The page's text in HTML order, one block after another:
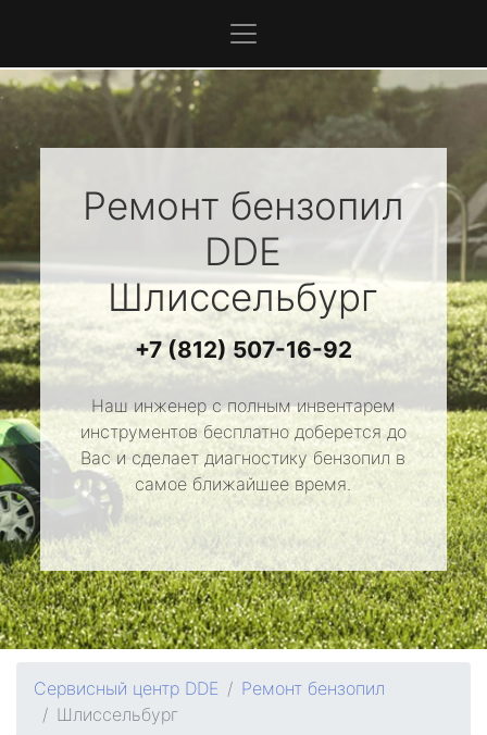
Ремонт бензопил
DDE
Шлиссельбург
+7 (812) 507-16-92
Наш инженер с полным инвентарем
инструментов бесплатно доберется до
Вас и сделает диагностику бензопил в
самое ближайшее время.
Сервисный центр DDE
Ремонт бензопил
Шлиссельбург